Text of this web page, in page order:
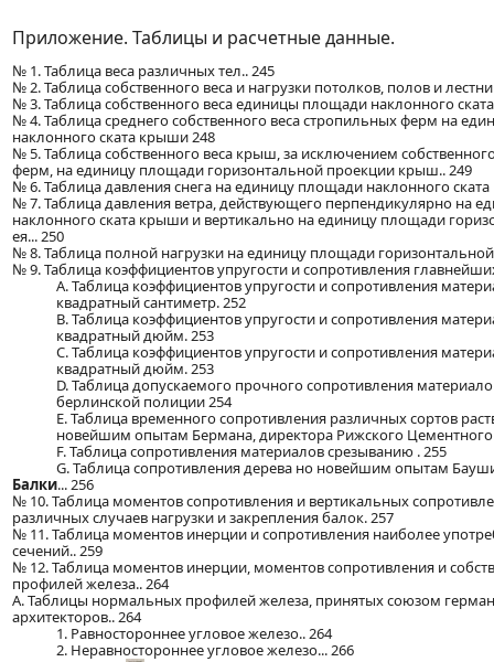
Приложение. Таблицы и расчетные данные.
№ 1. Таблица веса различных тел.. 245
№ 2. Таблица собственного веса и нагрузки потолков, полов и
№ 3. Таблица собственного веса единицы площади наклонного
№ 4. Таблица среднего собственного веса стропильных ферм на
наклонного ската крыши 248
№ 5. Таблица собственного веса крыш, за исключением
ферм, на единицу площади горизонтальной проекции крыш.. 249
№ 6. Таблица давления снега на единицу площади наклонного
№ 7. Таблица давления ветра, действующего перпендикулярно на
наклонного ската крыши и вертикально на единицу площади
ея... 250
№ 8. Таблица полной нагрузки на единицу площади
№ 9. Таблица коэффициентов упругости и сопротивления
А. Таблица коэффициентов упругости и сопротивления
квадратный сантиметр. 252
B. Таблица коэффициентов упругости и сопротивления
квадратный дюйм. 253
C. Таблица коэффициентов упругости и сопротивления
квадратный дюйм. 253
D. Таблица допускаемого прочного сопротивления
берлинской полиции 254
E. Таблица временного сопротивления различных сортов
новейшим опытам Бермана, директора Рижского Цементного
F. Таблица сопротивления материалов срезыванию . 255
G. Таблица сопротивления дерева но новейшим опытам
Балки... 256
№ 10. Таблица моментов сопротивления и вертикальных
различных случаев нагрузки и закрепления балок. 257
№ 11. Таблица моментов инерции и сопротивления наиболее
сечений.. 259
№ 12. Таблица моментов инерции, моментов сопротивления и
профилей железа.. 264
A. Таблицы нормальных профилей железа, принятых союзом
архитекторов.. 264
1. Равностороннее угловое железо.. 264
2. Неравностороннее угловое железо... 266